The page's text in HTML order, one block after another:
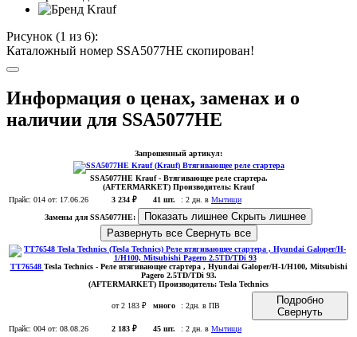
Рисунок (1 из 6):
Каталожный номер SSA5077HE скопирован!
Информация о ценах, заменах и о
наличии для SSA5077HE
Запрошенный артикул:
SSA5077HE Krauf- Втягивающее реле стартера.
(AFTERMARKET) Производитель: Krauf
Прайс: 014 от: 17.06.26 3 234 ₽ 41 шт. : 2 дн. в Мытищи
Замены для SSA5077HE:
Показать лишнее Скрыть лишнее
Развернуть все Свернуть все
TT76548 Tesla Technics - Реле втягивающее стартера , Hyundai Galoper/H-1/H100, Mitsubishi
Pagero 2.5TD/TDi 93.
(AFTERMARKET) Производитель: Tesla Technics
от 2 183 ₽ много : 2дн. в ПВ
Подробно
Свернуть
Прайс: 004 от: 08.08.26 2 183 ₽ 45 шт. : 2 дн. в Мытищи